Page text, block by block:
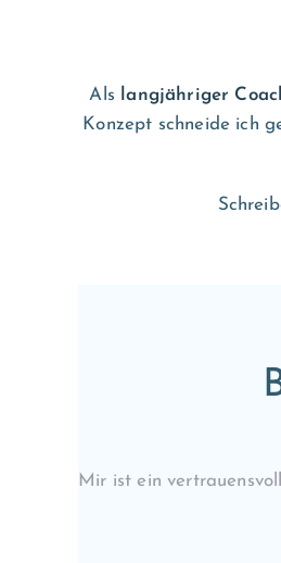
Als langjähriger
Konzept schneide ich
Mir ist ein